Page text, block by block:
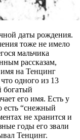
даты рождения.
тоже не имело
мальчика
рассказам,
на Тенцинг
одного из 13
богатый
его имя. Есть у
есть “снежный
не хранится и
годы его звали
Тенцинг.